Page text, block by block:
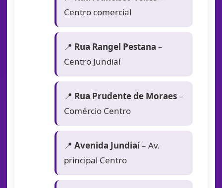
Centro comercial
📍 Rua Rangel Pestana –
Centro Jundiaí
📍 Rua Prudente de Moraes–
Comércio Centro
📍 Avenida Jundiaí– Av.
principal Centro